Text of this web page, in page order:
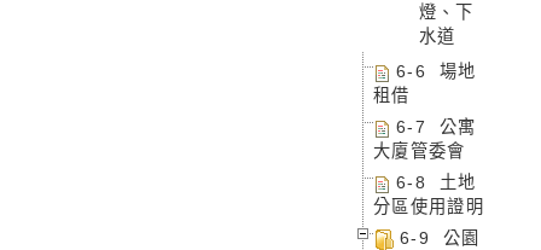
燈、下
水道
6-6 場地
租借
6-7 公寓
大廈管委會
6-8 土地
分區使用證明
6-9 公園